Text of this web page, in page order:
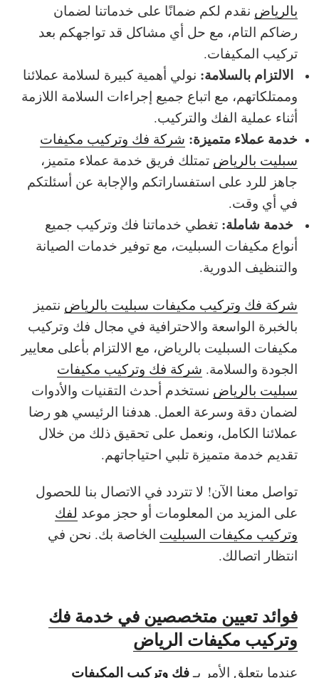
بالرياض نقدم لكم ضمانًا على خدماتنا لضمان
رضاكم التام، مع حل أي مشاكل قد تواجهكم بعد
تركيب المكيفات.
الالتزام بالسلامة: نولي أهمية كبيرة لسلامة عملائنا
وممتلكاتهم، مع اتباع جميع إجراءات السلامة اللازمة
أثناء عملية الفك والتركيب.
خدمة عملاء متميزة: شركة فك وتركيب مكيفات
سبليت بالرياض تمتلك فريق خدمة عملاء متميز،
جاهز للرد على استفساراتكم والإجابة عن أسئلتكم
في أي وقت.
خدمة شاملة: تغطي خدماتنا فك وتركيب جميع
أنواع مكيفات السبليت، مع توفير خدمات الصيانة
والتنظيف الدورية.
شركة فك وتركيب مكيفات سبليت بالرياض نتميز
بالخبرة الواسعة والاحترافية في مجال فك وتركيب
مكيفات السبليت بالرياض، مع الالتزام بأعلى معايير
الجودة والسلامة. شركة فك وتركيب مكيفات
سبليت بالرياض نستخدم أحدث التقنيات والأدوات
لضمان دقة وسرعة العمل. هدفنا الرئيسي هو رضا
عملائنا الكامل، ونعمل على تحقيق ذلك من خلال
تقديم خدمة متميزة تلبي احتياجاتهم.
تواصل معنا الآن! لا تتردد في الاتصال بنا للحصول
على المزيد من المعلومات أو حجز موعد لفك
وتركيب مكيفات السبليت الخاصة بك. نحن في
انتظار اتصالك.
فوائد تعيين متخصصين في خدمة فك
وتركيب مكيفات الرياض
عندما يتعلق الأمر بـفك وتركيب المكيفات